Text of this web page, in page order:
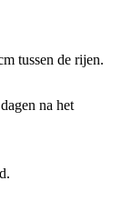
tussen de rijen.
na het